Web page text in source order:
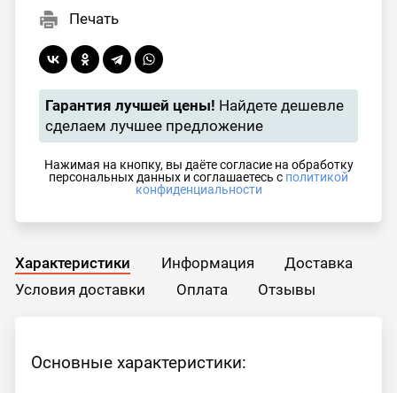
Печать
Гарантия лучшей цены! Найдете дешевле
сделаем лучшее предложение
Нажимая на кнопку, вы даёте согласие на обработку
персональных данных и соглашаетесь с политикой
конфиденциальности
Характеристики Информация
Доставка
Условия доставки
Оплата Отзывы
Основные характеристики: